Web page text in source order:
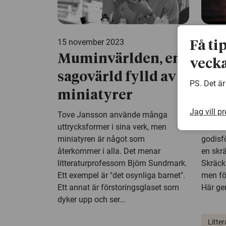
15 november 2023
Muminvärlden, en
sagovärld fylld av
miniatyrer
Tove Jansson använde många
uttrycksformer i sina verk, men
miniatyren är något som
återkommer i alla. Det menar
litteraturprofessorn Björn Sundmark.
Ett exempel är "det osynliga barnet".
Ett annat är förstoringsglaset som
dyker upp och ser...
26
en
men
Här
Få
PS. Det
Jag vill